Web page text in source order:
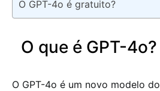
O GPT-4o é gratuito?
O que é GPT-4o?
O GPT-4o é um novo modelo do